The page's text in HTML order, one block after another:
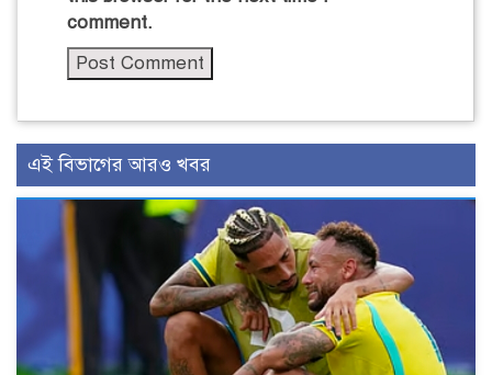
comment.
এই বিভাগের আরও খবর